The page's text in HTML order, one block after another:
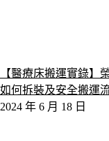
【醫療床搬運實錄】
如何拆裝及安全搬運
2024 年 6 月 18 日